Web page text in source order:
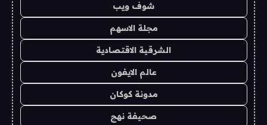
شوف ويب
مجلة الاسهم
الشرقية الاقتصادية
عالم الايفون
مدونة كوكان
صحيفة نهج